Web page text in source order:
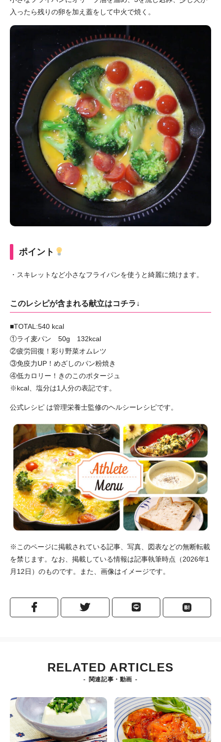
入ったら残りの卵を加え蓋をして中火で焼く。
ポイント
・スキレットなど小さなフライパンを使うと綺麗に焼けます。
このレシピが含まれる献立はコチラ↓
■TOTAL:540 kcal
①ライ麦パン 50g 132kcal
②疲労回復！彩り野菜オムレツ
③免疫力UP！めざしのパン粉焼き
④低カロリー！きのこのポタージュ
※kcal、塩分は1人分の表記です。
公式レシピ は管理栄養士監修のヘルシーレシピです。
※このページに掲載されている記事、写真、図表などの無断転載
を禁じます。なお、掲載している情報は記事執筆時点（2026年1
月12日）のものです。また、画像はイメージです。
RELATED ARTICLES
関連記事・動画